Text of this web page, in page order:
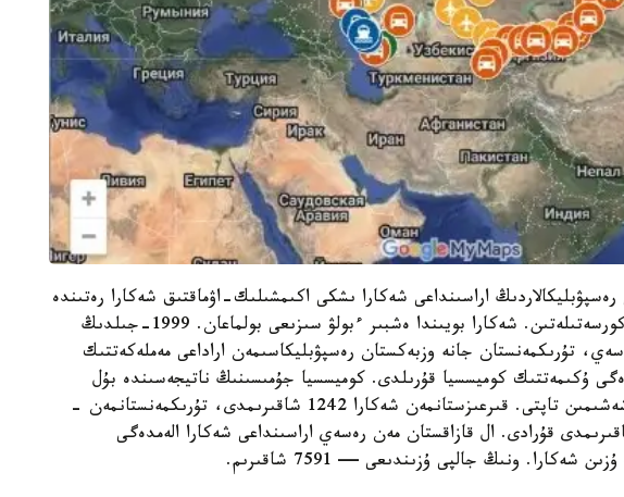
اراسىنداعى شەكارا ىشكى اكىمشىلىك-اۋماقتىق شەكارا رەتىندە
بەلگىلەنىپ، تەك كارتالاردا عانا كورسەتىلەتىن. شەكارا بويىندا ەشبىر ءبولۋ سىزىعى بولماعان. 1999-جىلدىڭ
تۇرىكمەنستان جانە وزبەكستان رەسپۋبليكاسىمەن اراداعى مەملەكەتتىك
ۇكىمەتتىك كوميسسيا قۇرىلدى. كوميسسيا جۇمىسىنىڭ ناتيجەسىندە بۇل
ماسەلەلەر تولىعىمەن رەتتەلىپ، شەشىمىن تاپتى. قىرعىزستانمەن شەكارا 1242 شاقىرىمدى، تۇرىكمەنستانمەن –
ال وزبەكستانمەن 2351 شاقىرىمدى قۇرادى. ال قازاقستان مەن رەسەي اراسىنداعى شەكارا الەمدەگى
ونىڭ جالپى ۇزىندىعى — 7591 شاقىرىم.